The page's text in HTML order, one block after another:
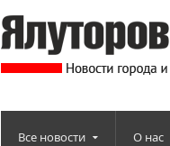
Все новости О нас